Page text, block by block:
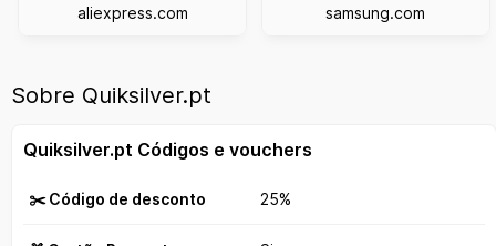
aliexpress.com
samsung.com
Sobre Quiksilver.pt
Quiksilver.pt Códigos e vouchers
✂️ Código de desconto 25%